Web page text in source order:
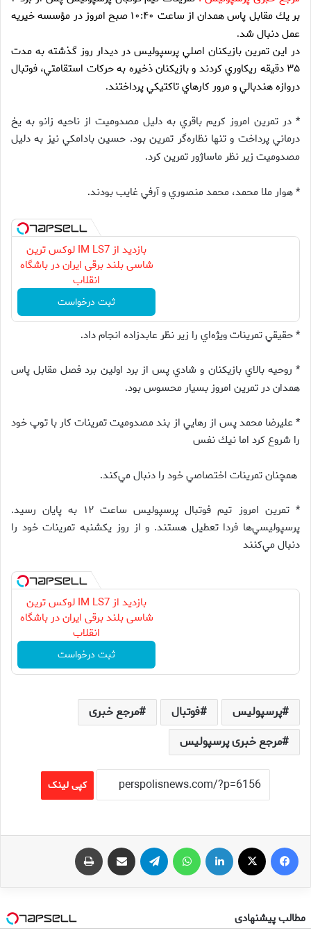
بر يك مقابل پاس همدان از ساعت ۱۰:۴۰ صبح امروز در مؤسسه خيريه
عمل دنبال شد.
در اين تمرين بازيكنان اصلي پرسپوليس در ديدار روز گذشته به مدت
۳۵ دقيقه ريكاوري كردند و بازيكنان ذخيره به حركات استقامتي، فوتبال
دروازه‌ هندبالي و مرور كارهاي تاكتيكي پرداختند.
* در تمرين امروز كريم باقري به دليل مصدوميت از ناحيه زانو به يخ
درماني پرداخت و تنها نظاره‌گر تمرين بود. حسين بادامكي نيز به دليل
مصدوميت زير نظر ماساژور تمرين كرد.
* هوار ملا محمد، محمد منصوري و آرفي غايب بودند.
بازدید از IM LS7 لوکس ترین
شاسی بلند برقی ایران در باشگاه
انقلاب
ثبت درخواست
* حقيقي تمرينات ويژه‌اي را زير نظر عابدزاده انجام داد.
* روحيه بالاي بازيكنان و شادي پس از برد اولين برد فصل مقابل پاس
همدان در تمرين امروز بسيار محسوس بود.
*‌ عليرضا محمد پس از رهايي از بند مصدوميت تمرينات كار با توپ خود
را شروع كرد اما نيك‌ نفس
همچنان تمرينات اختصاصي خود را دنبال مي‌كند.
* تمرين امروز تيم فوتبال پرسپوليس ساعت ۱۲ به پايان رسيد.
پرسپوليسي‌ها فردا تعطيل هستند. و از روز يكشنبه تمرينات خود را
دنبال مي‌كنند
بازدید از IM LS7 لوکس ترین
شاسی بلند برقی ایران در باشگاه
انقلاب
ثبت درخواست
پرسپولیس فوتبال
مرجع خبری
مرجع خبری پرسپولیس
کپی لینک
فیس بوک لینکدین تلگرام اشتراک گذاری از طریق ایمیل
مطالب پیشنهادی